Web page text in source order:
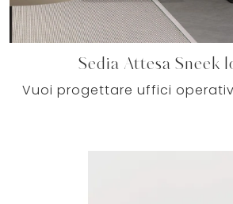
Sedia Attesa Sneek